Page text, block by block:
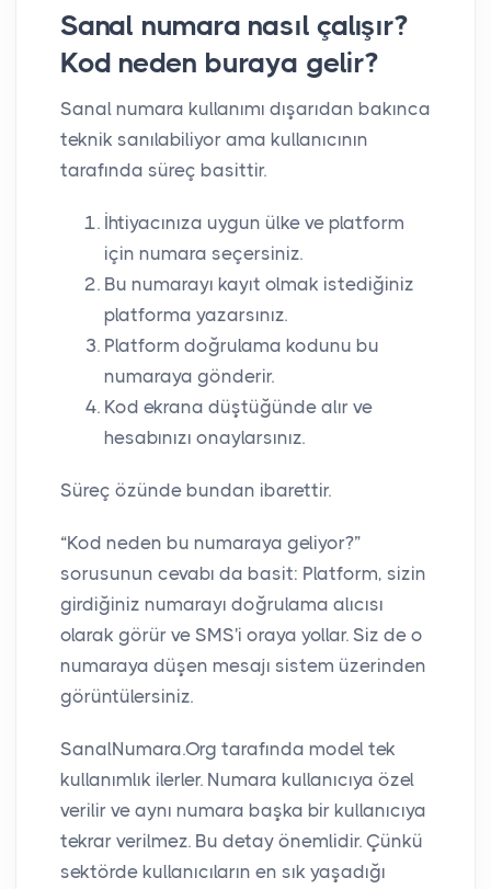
Sanal numara nasıl çalışır?
Kod neden buraya gelir?
Sanal numara kullanımı dışarıdan bakınca
teknik sanılabiliyor ama kullanıcının
tarafında süreç basittir.
İhtiyacınıza uygun ülke ve platform
için numara seçersiniz.
Bu numarayı kayıt olmak istediğiniz
platforma yazarsınız.
Platform doğrulama kodunu bu
numaraya gönderir.
Kod ekrana düştüğünde alır ve
hesabınızı onaylarsınız.
Süreç özünde bundan ibarettir.
“Kod neden bu numaraya geliyor?”
sorusunun cevabı da basit: Platform, sizin
girdiğiniz numarayı doğrulama alıcısı
olarak görür ve SMS'i oraya yollar. Siz de o
numaraya düşen mesajı sistem üzerinden
görüntülersiniz.
SanalNumara.Org tarafında model tek
kullanımlık ilerler. Numara kullanıcıya özel
verilir ve aynı numara başka bir kullanıcıya
tekrar verilmez. Bu detay önemlidir. Çünkü
sektörde kullanıcıların en sık yaşadığı